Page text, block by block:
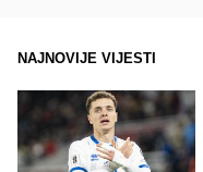
NAJNOVIJE VIJESTI